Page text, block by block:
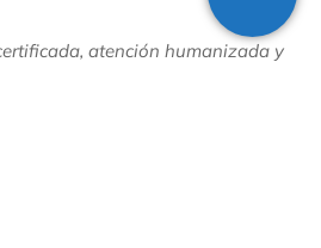
atención humanizada y
sus derechos y